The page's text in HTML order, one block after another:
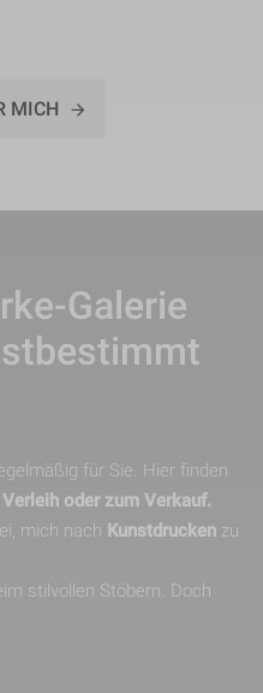
MICH
Galerie
für Sie. Hier finden
oder zum Verkauf.
mich nach Kunstdrucken zu
stilvollen Stöbern. Doch